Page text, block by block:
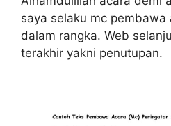
saya selaku mc pembawa
dalam rangka. Web
terakhir yakni penutupan.